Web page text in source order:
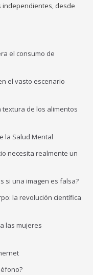
independientes, desde
el consumo de
el vasto escenario
textura de los alimentos
la Salud Mental
necesita realmente un
si una imagen es falsa?
la revolución científica
las mujeres